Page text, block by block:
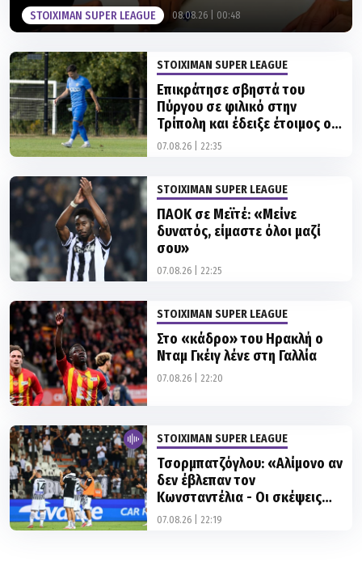
STOIXIMAN SUPER LEAGUE
Πύργου σε φιλικό στην
Τρίπολη και έδειξε έτοιμος ο
Asteras AKTOR
07.08.26 | 22:35
STOIXIMAN SUPER LEAGUE
δυνατός, είμαστε όλοι μαζί
σου»
07.08.26 | 22:25
STOIXIMAN SUPER LEAGUE
Νταμ Γκέιγ λένε στη Γαλλία
07.08.26 | 22:20
δεν έβλεπαν τον
Κωνσταντέλια - Οι σκέψεις
του ΠΑΟΚ για φορ»
07.08.26 | 22:19